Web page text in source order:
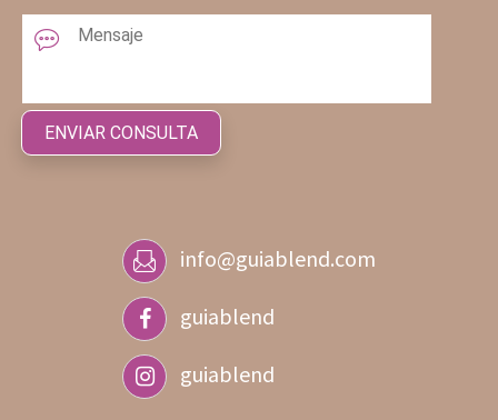
info@guiablend.com
guiablend
guiablend